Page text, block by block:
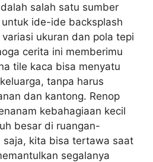
salah satu sumber
ide-ide backsplash
ukuran dan pola tepi
cerita ini memberimu
tile kaca bisa menyatu
tanpa harus
dan kantong. Renop
kebahagiaan kecil
besar di ruangan-
kita bisa tertawa saat
segalanya